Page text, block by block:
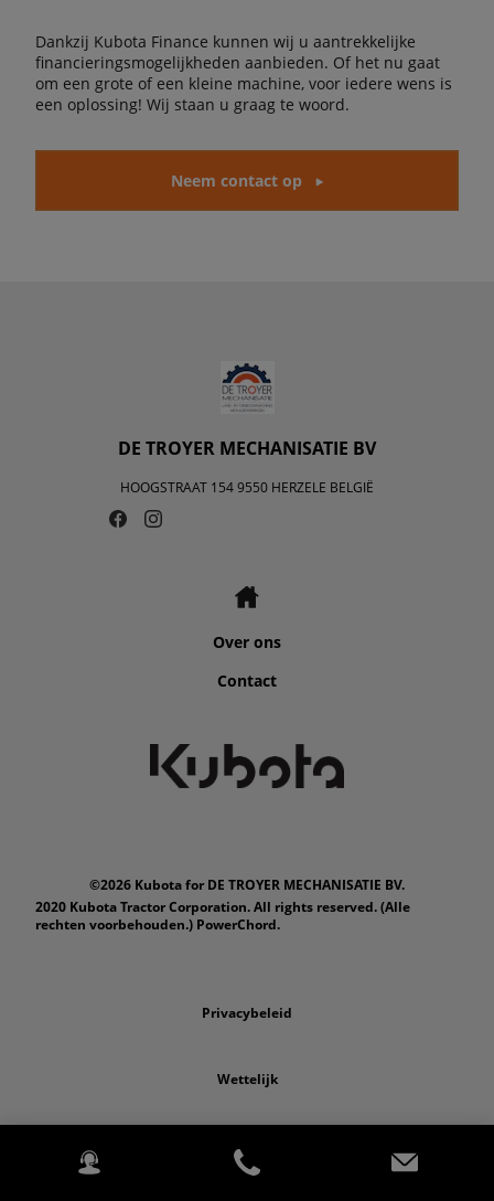
Dankzij Kubota Finance kunnen wij u aantrekkelijke
financieringsmogelijkheden aanbieden. Of het nu gaat
om een grote of een kleine machine, voor iedere wens is
een oplossing! Wij staan u graag te woord.
Neem contact op
DE TROYER MECHANISATIE BV
HOOGSTRAAT 154 9550 HERZELE BELGIË
Over ons
Contact
©2026 Kubota for DE TROYER MECHANISATIE BV.
2020 Kubota Tractor Corporation. All rights reserved. (Alle
rechten voorbehouden.) PowerChord.
Privacybeleid
Wettelijk